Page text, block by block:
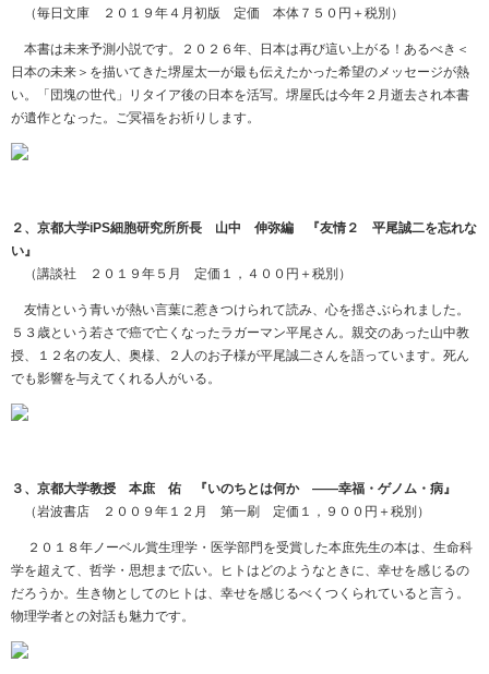
（毎日文庫 ２０１９年４月初版 定価 本体７５０円＋税別）
本書は未来予測小説です。 ２０２６ 年、日本は再び這い上がる！あるべき＜
日本の未来＞を描いてきた堺屋太一が最も伝えたかった希望のメッセージが熱
い。「団塊の世代」リタイア後の日本を活写。堺屋氏は今年２月逝去され本書
が遺作となった。ご冥福をお祈りします。
２、京都大学iPS細胞研究所所長 山中 伸弥編 『友情２ 平尾誠二を忘れな
い』
（講談社 ２０１９年５月 定価１，４００円＋税別）
友情という青いが熱い言葉に惹きつけられて読み、心を揺さぶられました。
５３歳という若さで癌で亡くなったラガーマン平尾さん。親交のあった山中教
授、１２名の友人、奥様、２人のお子様が平尾誠二さんを語っています。死ん
でも影響を与えてくれる人がいる。
３、京都大学教授 本庶 佑 『いのちとは何か ――幸福・ゲノム・病』
（岩波書店 ２００９年１２月 第一刷 定価１，９００円＋税別）
２０１８年ノーベル賞生理学・医学部門を受賞した本庶先生の本は、生命科
学を超えて、哲学・思想まで広い。ヒトはどのようなときに、幸せを感じるの
だろうか。生き物としてのヒトは、幸せを感じるべくつくられていると言う。
物理学者との対話も魅力です。